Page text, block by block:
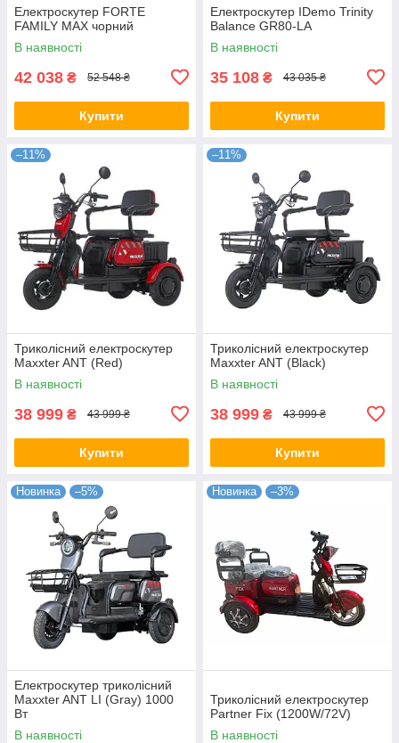
Електроскутер FORTE
FAMILY MAX чорний
В наявності
42 038 ₴ 52 548 ₴
Купити
Електроскутер IDemo Trinity
Balance GR80-LA
В наявності
35 108 ₴ 43 035 ₴
Купити
–11%
Триколісний електроскутер
Maxxter ANT (Red)
В наявності
38 999 ₴ 43 999 ₴
Купити
–11%
Триколісний електроскутер
Maxxter ANT (Black)
В наявності
38 999 ₴ 43 999 ₴
Купити
Новинка –5%
Електроскутер триколісний
Maxxter ANT LI (Gray) 1000
Вт
В наявності
Новинка –3%
Триколісний електроскутер
Partner Fix (1200W/72V)
В наявності